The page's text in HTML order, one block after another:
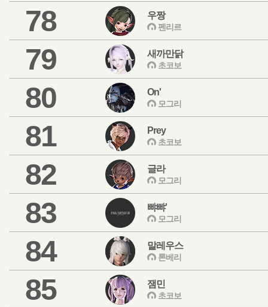
78 우짱
펜리르
79 새까만닭
초코보
80 On'
모그리
81 Prey
초코보
82 글라
모그리
83 뺘뺘'
모그리
84 말레우스
톤베리
85 잼민
초코보